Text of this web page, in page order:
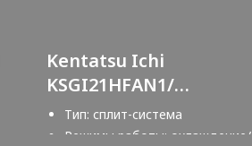
Kentatsu Ichi
KSGI21HFAN1/
KSRI21HFAN1
Тип: сплит-система
Режимы работы: охлаждение/